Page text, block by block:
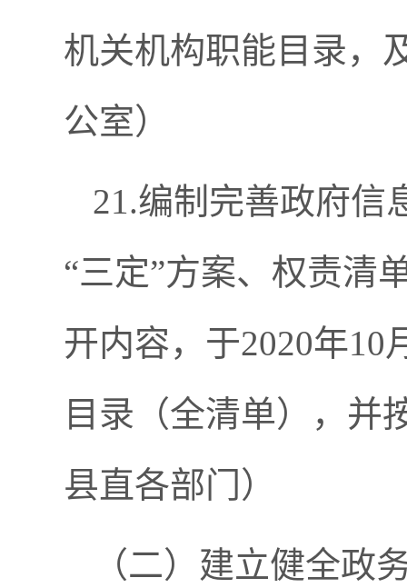
机关机构职能目录，
公室）
21.编制完善政府信
“三定”方案、权责清
开内容，于2020年
目录（全清单），并
县直各部门）
（二）建立健全政